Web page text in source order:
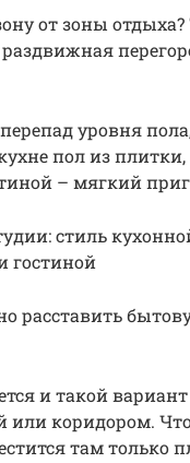
от зоны
уровня
пол из
– мягкий
стиль
гостиной
расставить
и такой
коридором.
там только